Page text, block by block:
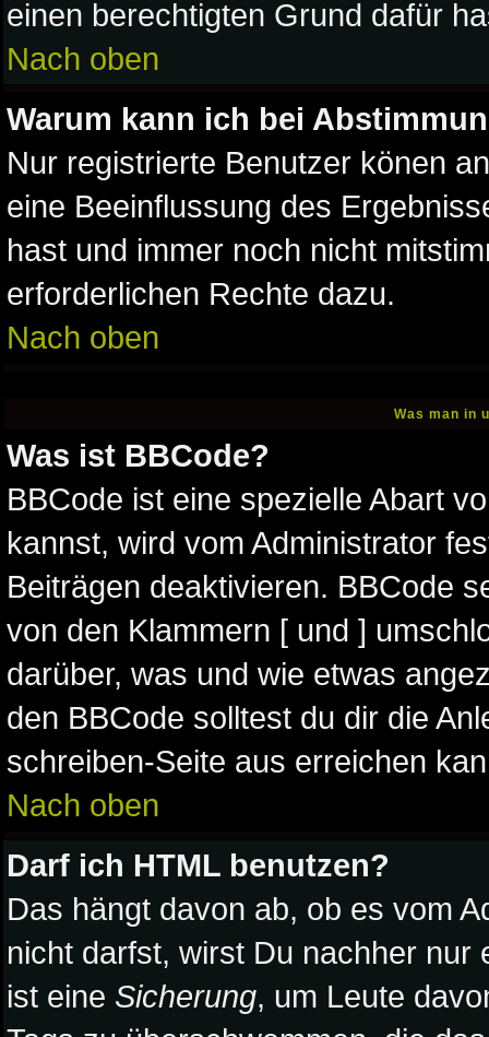
einen berechtigten Grund dafür
Nach oben
Warum kann ich bei
Nur registrierte Benutzer könen
eine Beeinflussung des
hast und immer noch nicht
erforderlichen Rechte dazu.
Nach oben
Was man in
Was ist BBCode?
BBCode ist eine spezielle Abart
kannst, wird vom Administrator
Beiträgen deaktivieren. BBCode
von den Klammern [ und ]
darüber, was und wie etwas
den BBCode solltest du dir die
schreiben-Seite aus erreichen
Nach oben
Darf ich HTML benutzen?
Das hängt davon ab, ob es vom
nicht darfst, wirst Du nachher nur
ist eine Sicherung, um Leute